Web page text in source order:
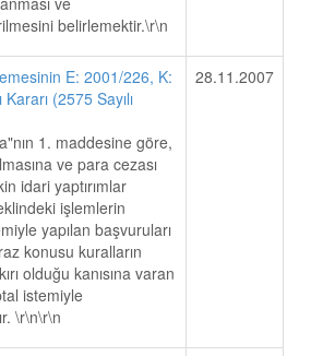
belirlemektir.\r\n
E: 2001/226, K:
(2575 Sayılı
1. maddesine göre,
ve para cezası
idari yaptırımlar
işlemlerin
yapılan başvuruları
konusu kuralların
olduğu kanısına varan
istemiyle
\r\n\r\n
28.11.2007